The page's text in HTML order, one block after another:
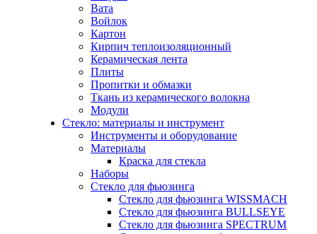
Вата
Войлок
Картон
Кирпич теплоизоляционный
Керамическая лента
Плиты
Пропитки и обмазки
Ткань из керамического волокна
Модули
Стекло: материалы и инструмент
Инструменты и оборудование
Материалы
Краска для стекла
Наборы
Стекло для фьюзинга
Стекло для фьюзинга WISSMACH
Стекло для фьюзинга BULLSEYE
Стекло для фьюзинга SPECTRUM